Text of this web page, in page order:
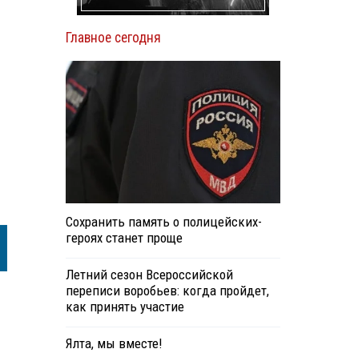
Главное сегодня
Сохранить память о полицейских-
героях станет проще
Летний сезон Всероссийской
переписи воробьев: когда пройдет,
как принять участие
Ялта, мы вместе!